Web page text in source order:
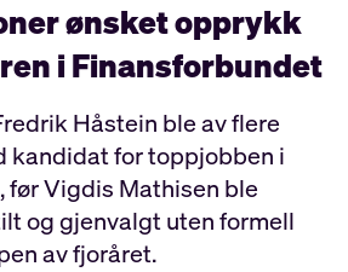
ønsket opprykk
i Finansforbundet
Håstein ble av flere
kandidat for toppjobben i
før Vigdis Mathisen ble
og gjenvalgt uten formell
av fjoråret.